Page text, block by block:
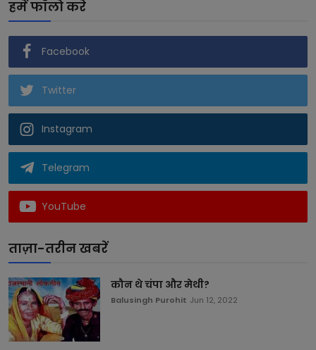
हमें फॉलो करे
Facebook
Twitter
Instagram
Telegram
YouTube
ताज़ा-तरीन खबरें
कौन थे चंपा और मेथी?
Balusingh Purohit Jun 12, 2022